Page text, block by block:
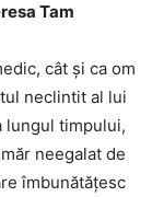
Tam
cât și ca om
neclintit al lui
lungul timpului,
neegalat de
îmbunătățesc